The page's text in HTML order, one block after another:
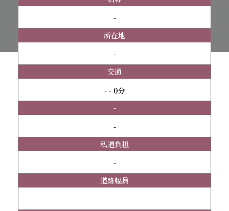
-
所在地
-
交通
- - 0分
-
-
私道負担
-
道路幅員
-